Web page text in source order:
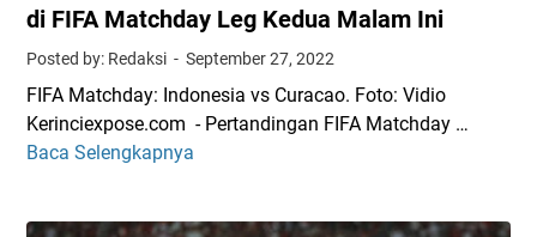
s
l
a
i
g
T
i
di FIFA Matchday Leg Kedua Malam Ini
Posted by: Redaksi September 27, 2022
FIFA Matchday: Indonesia vs Curacao. Foto: Vidio
Kerinciexpose.com - Pertandingan FIFA Matchday …
Baca Selengkapnya